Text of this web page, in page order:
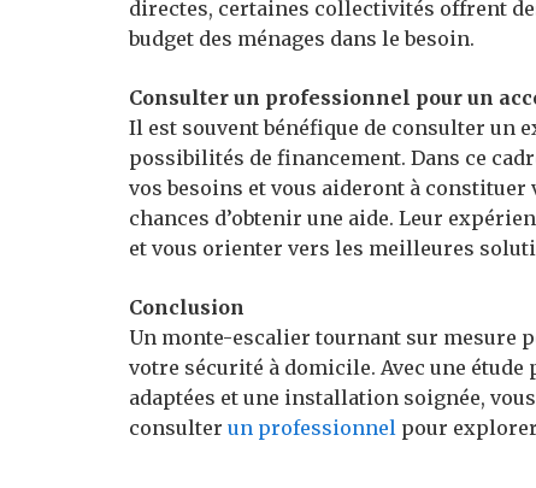
directes, certaines collectivités offrent
budget des ménages dans le besoin.
Consulter un professionnel pour un
Il est souvent bénéfique de consulter un
possibilités de financement. Dans ce
vos besoins et vous aideront à
chances d’obtenir une aide. Leur
et vous orienter vers les meilleures
Conclusion
Un monte-escalier tournant sur mesure
votre sécurité à domicile. Avec une
adaptées et une installation soignée,
consulter un professionnel pour